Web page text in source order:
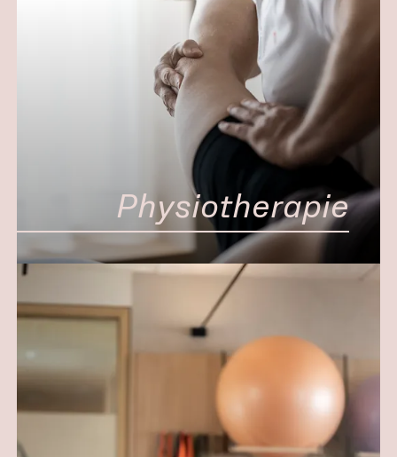
Physiotherapie